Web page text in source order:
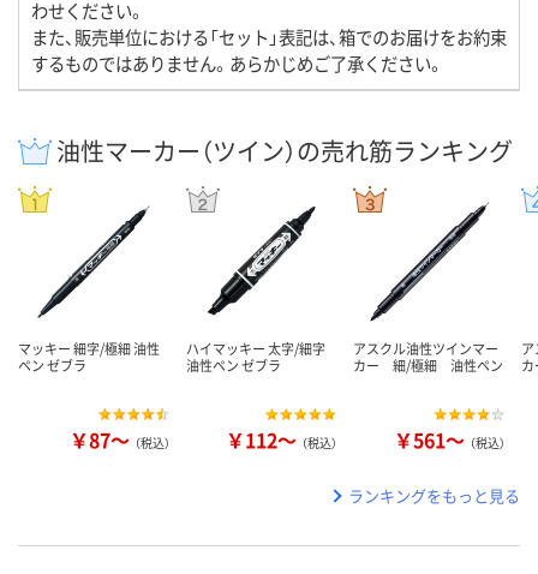
わせください。
また、販売単位における「セット」表記は、箱でのお届けをお約束
するものではありません。あらかじめご了承ください。
油性マーカー（ツイン）の売れ筋ランキング
マッキー 細字/極細 油性
ペン ゼブラ
￥87～ （税込）
ハイマッキー 太字/細字
油性ペン ゼブラ
￥112～ （税込）
アスクル油性ツインマー
カー 細/極細 油性ペン
￥561～ （税込）
ランキングをもっと見る